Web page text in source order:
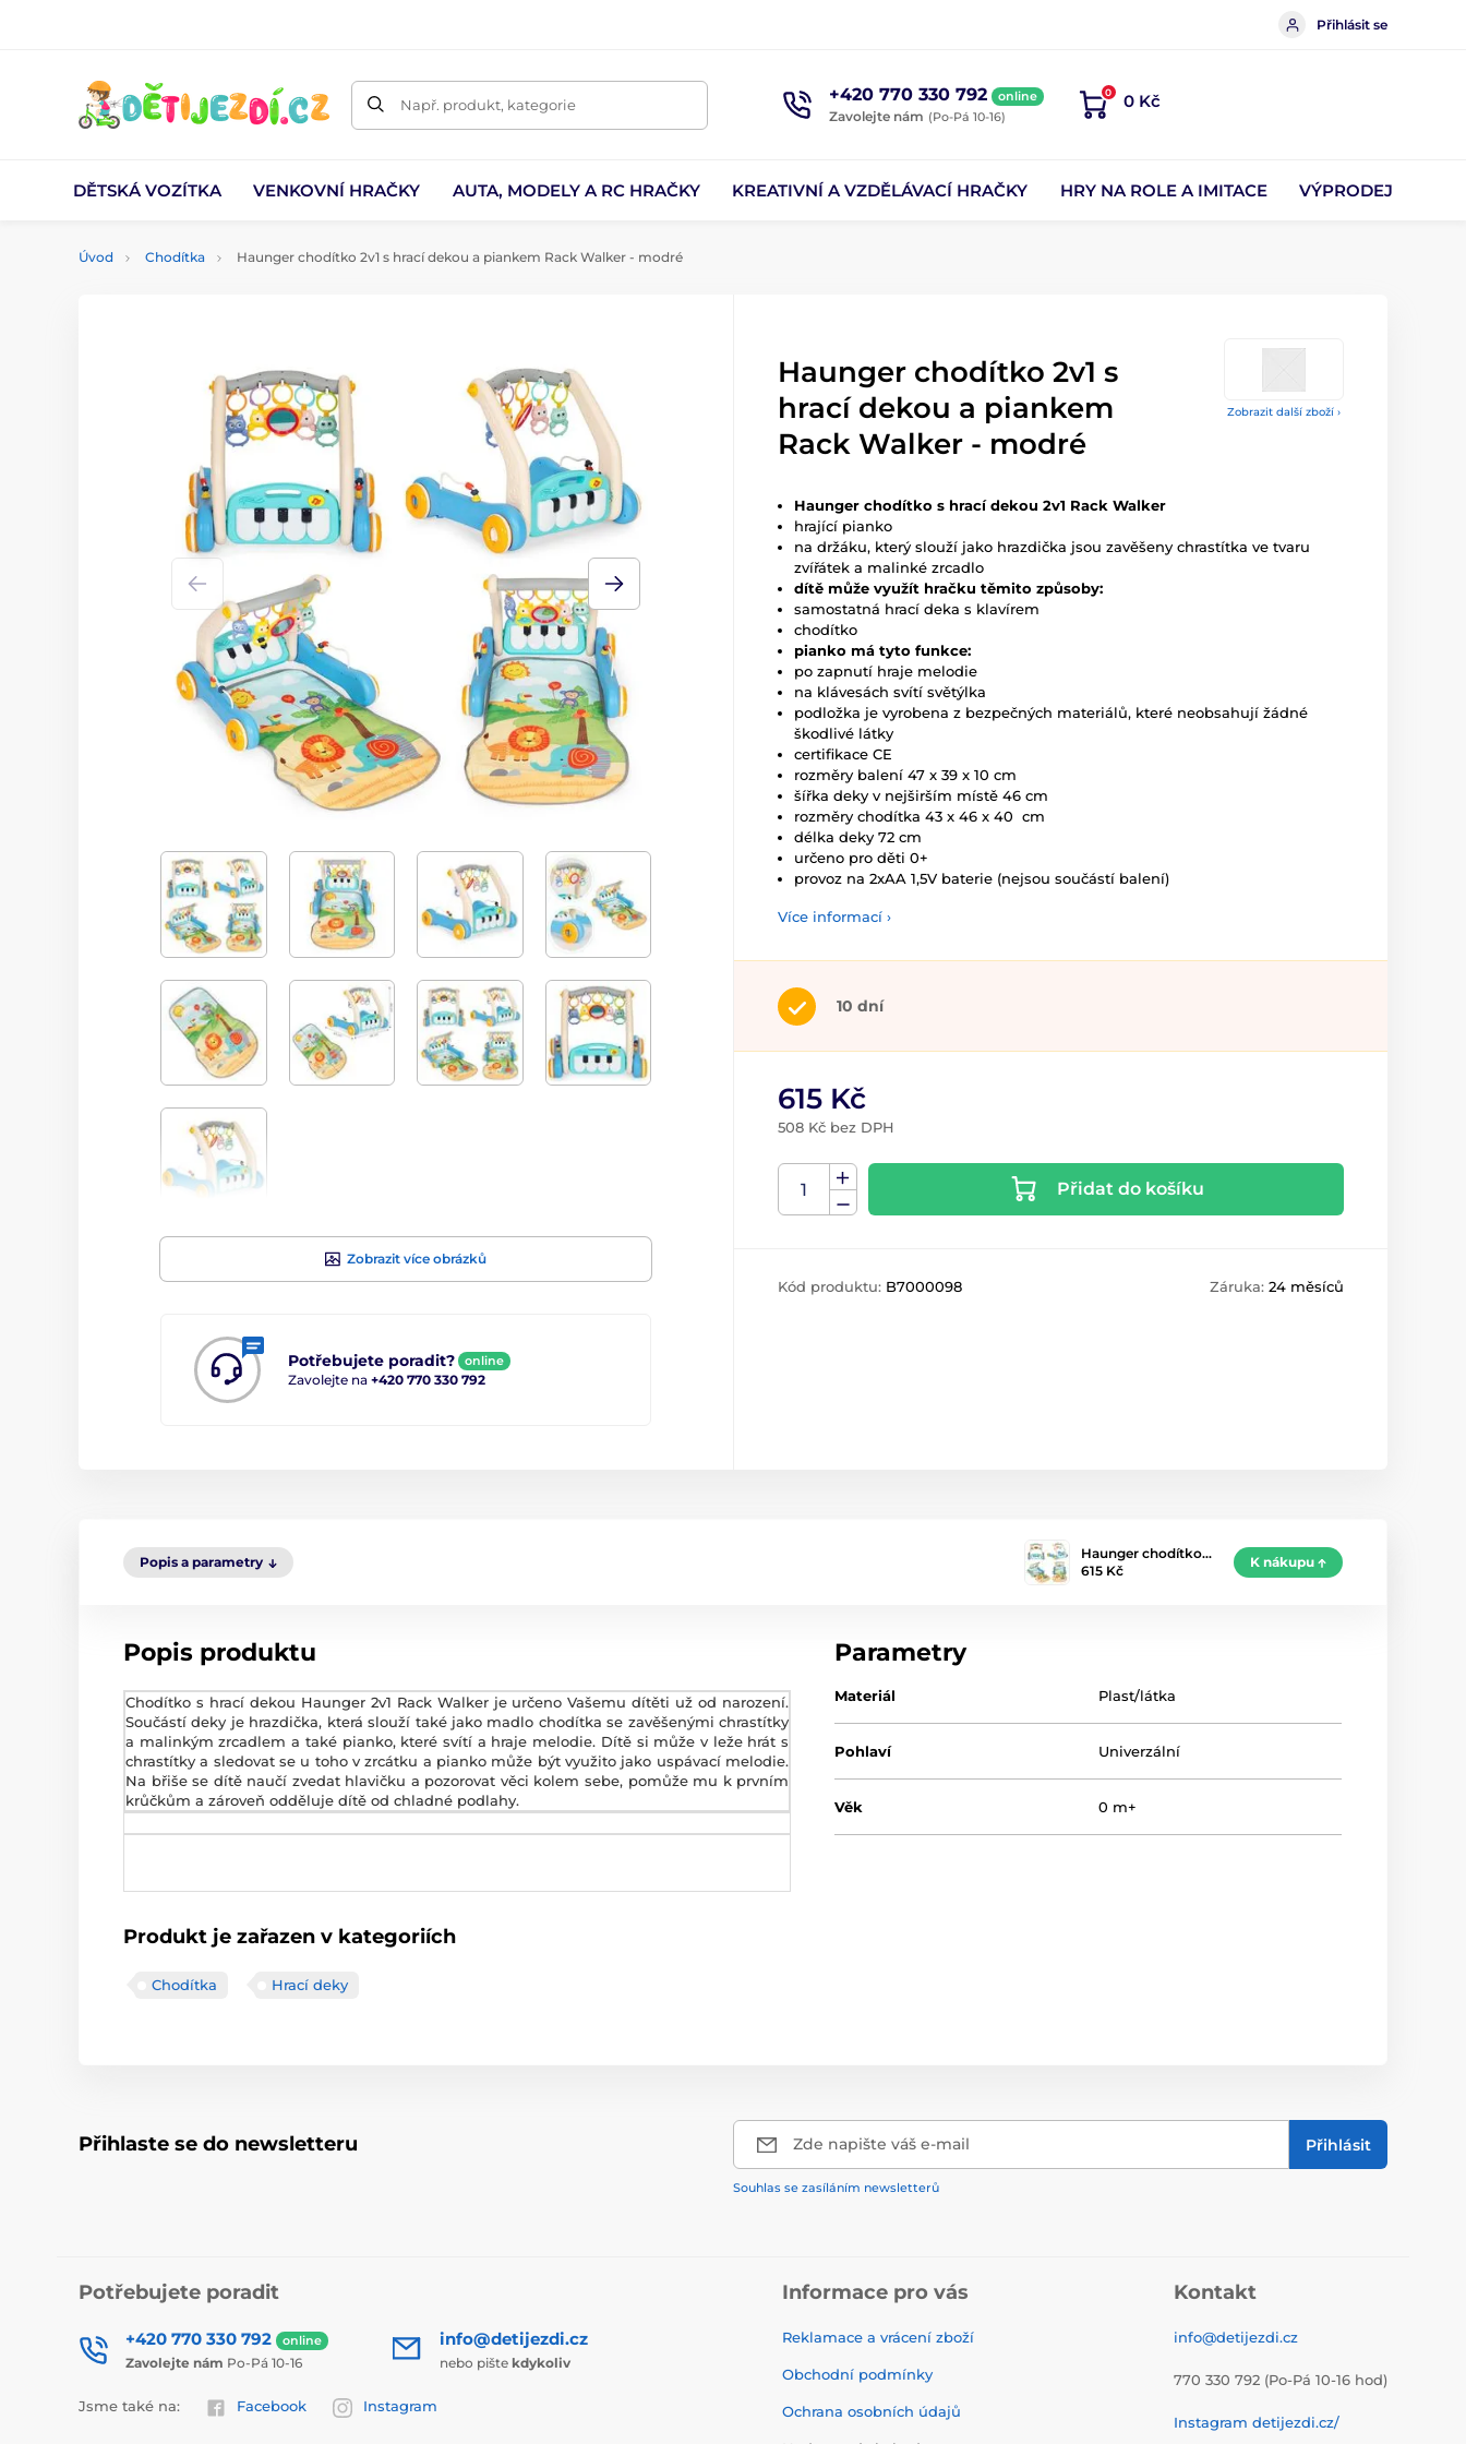
Přihlásit se
Např. produkt, kategorie +420 770 330 792 online
Zavolejte nám (Po-Pá 10-16)
0 0 Kč
DĚTSKÁ VOZÍTKA VENKOVNÍ HRAČKY AUTA, MODELY A RC HRAČKY KREATIVNÍ A VZDĚLÁVACÍ HRAČKY HRY NA ROLE A IMITACE VÝPRODEJ
Úvod Chodítka Haunger chodítko 2v1 s hrací dekou a piankem Rack Walker - modré
Zobrazit další zboží ›
Zobrazit více obrázků
Potřebujete poradit? online
Zavolejte na +420 770 330 792
Haunger chodítko 2v1 s
hrací dekou a piankem
Rack Walker - modré
Haunger chodítko s hrací dekou 2v1 Rack Walker
hrající pianko
na držáku, který slouží jako hrazdička jsou zavěšeny chrastítka ve tvaru
zvířátek a malinké zrcadlo
dítě může využít hračku těmito způsoby:
samostatná hrací deka s klavírem
chodítko
pianko má tyto funkce:
po zapnutí hraje melodie
na klávesách svítí světýlka
podložka je vyrobena z bezpečných materiálů, které neobsahují žádné
škodlivé látky
certifikace CE
rozměry balení 47 x 39 x 10 cm
šířka deky v nejširším místě 46 cm
rozměry chodítka 43 x 46 x 40 cm
délka deky 72 cm
určeno pro děti 0+
provoz na 2xAA 1,5V baterie (nejsou součástí balení)
Více informací ›
10 dní
615 Kč
508 Kč bez DPH
Přidat do košíku
Kód produktu: B7000098 Záruka: 24 měsíců
Popis a parametry
Haunger chodítko…
615 Kč
K nákupu
Popis produktu
Chodítko s hrací dekou Haunger 2v1 Rack Walker je určeno Vašemu dítěti už od narození.
Součástí deky je hrazdička, která slouží také jako madlo chodítka se zavěšenými chrastítky
a malinkým zrcadlem a také pianko, které svítí a hraje melodie. Dítě si může v leže hrát s
chrastítky a sledovat se u toho v zrcátku a pianko může být využito jako uspávací melodie.
Na břiše se dítě naučí zvedat hlavičku a pozorovat věci kolem sebe, pomůže mu k prvním
krůčkům a zároveň odděluje dítě od chladné podlahy.
Produkt je zařazen v kategoriích
Chodítka Hrací deky
Parametry
Materiál Plast/látka
Pohlaví Univerzální
Věk 0 m+
Přihlaste se do newsletteru Zde napište váš e-mail Přihlásit
Souhlas se zasíláním newsletterů
Potřebujete poradit
+420 770 330 792 online
Zavolejte nám Po-Pá 10-16
info@detijezdi.cz
nebo pište kdykoliv
Jsme také na: Facebook Instagram
Informace pro vás
Reklamace a vrácení zboží
Obchodní podmínky
Ochrana osobních údajů
Kontakt
info@detijezdi.cz
770 330 792 (Po-Pá 10-16 hod)
Instagram detijezdi.cz/